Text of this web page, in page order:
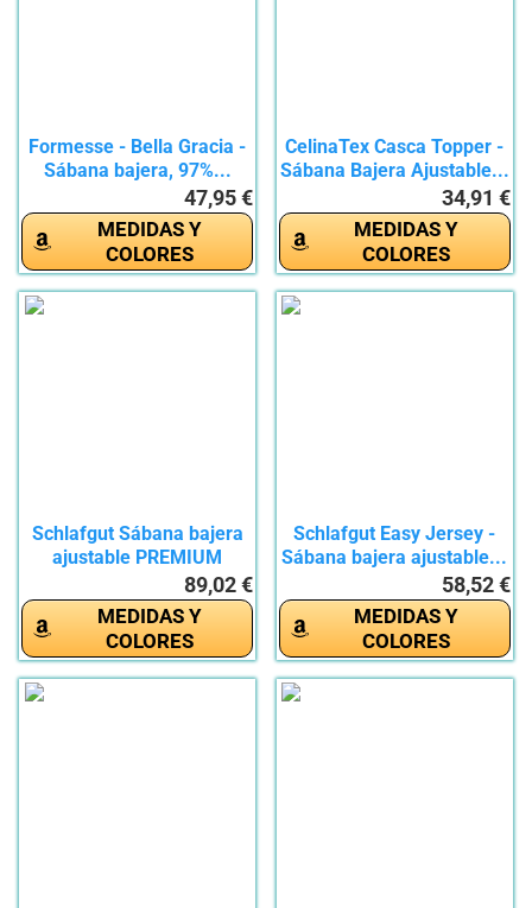
Formesse - Bella Gracia -
Sábana bajera, 97%...
47,95 €
MEDIDAS Y
COLORES
CelinaTex Casca Topper -
Sábana Bajera Ajustable...
34,91 €
MEDIDAS Y
COLORES
Schlafgut Sábana bajera
ajustable PREMIUM
89,02 €
MEDIDAS Y
COLORES
Schlafgut Easy Jersey -
Sábana bajera ajustable...
58,52 €
MEDIDAS Y
COLORES